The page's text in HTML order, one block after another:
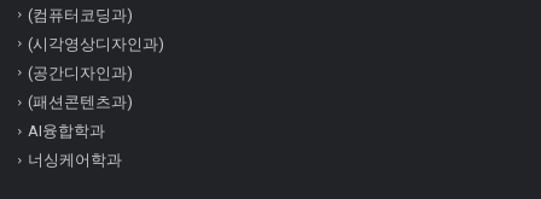
(컴퓨터코딩과)
(시각영상디자인과)
(공간디자인과)
(패션콘텐츠과)
AI융합학과
너싱케어학과